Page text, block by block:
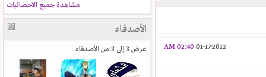
01-17-2012
02:40 AM
مشاهدة جميع الاحصائيات
الأصدقاء
عرض 3 إلى 3 من الأصدقاء